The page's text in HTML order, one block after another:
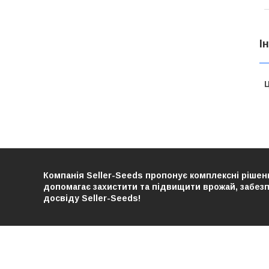
Компанія Seller-Seeds пропонує комплексні
допомагає захистити та підвищити врожай,
досвіду Seller-Seeds!